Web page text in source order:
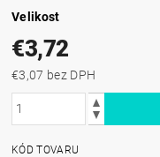
Velikost
€3,72
€3,07 bez DPH
KÓD TOVARU